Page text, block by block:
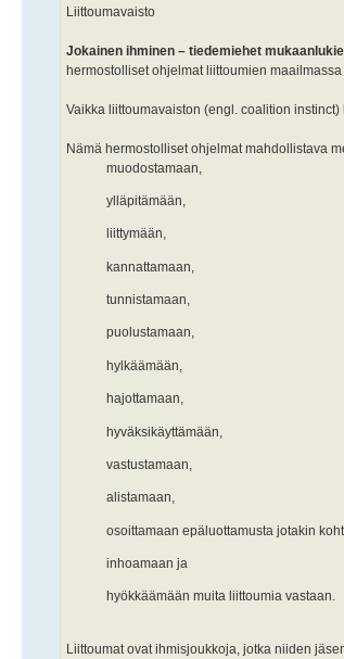
Liittoumavaisto
Jokainen ihminen – tiedemiehet
hermostolliset ohjelmat liittoumien
Vaikka liittoumavaiston (engl. coalition
Nämä hermostolliset ohjelmat mahdollistava
muodostamaan,
ylläpitämään,
liittymään,
kannattamaan,
tunnistamaan,
puolustamaan,
hylkäämään,
hajottamaan,
hyväksikäyttämään,
vastustamaan,
alistamaan,
osoittamaan epäluottamusta jotakin
inhoamaan ja
hyökkäämään muita liittoumia vastaan.
Liittoumat ovat ihmisjoukkoja, jotka niiden